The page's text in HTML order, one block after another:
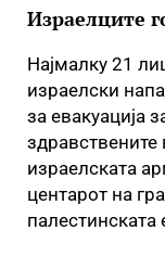
Израелците
Најмалку 21
израелски
за евакуација
здравствените
израелската
центарот на
палестинската